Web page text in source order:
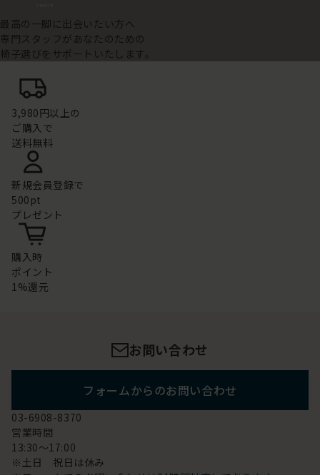
最高の一脚に出会いたい方へ
専門スタッフがあなたのための
椅子選びをサポートいたします。
3,980円以上の
ご購入で
送料無料
新規会員登録で
500pt
プレゼント
購入時
ポイント
1%還元
お問い合わせ
フォームからのお問い合わせ
03-6908-8370
営業時間
13:30～17:00
※土日 祝日は休み